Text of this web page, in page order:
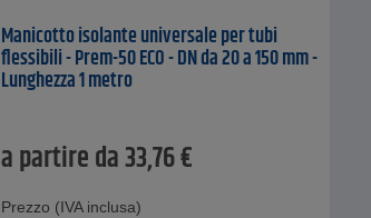
Manicotto isolante universale per tubi
flessibili - Prem-50 ECO - DN da 20 a 150 mm -
Lunghezza 1 metro
a partire da33,76€
Prezzo (IVA inclusa)